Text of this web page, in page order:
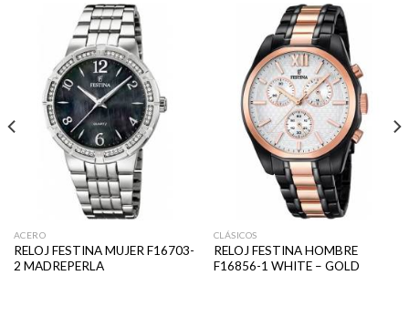
ACERO
RELOJ FESTINA MUJER F16703-
2 MADREPERLA
CLÁSICOS
RELOJ FESTINA HOMBRE
F16856-1 WHITE – GOLD